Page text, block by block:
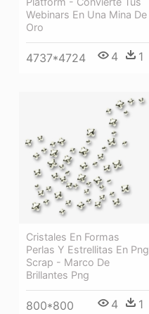
Webinars En Una Mina De
Oro
4737*4724 4 1
Cristales En Formas
Perlas Y Estrellitas En Png
Scrap - Marco De
Brillantes Png
800*800 4 1